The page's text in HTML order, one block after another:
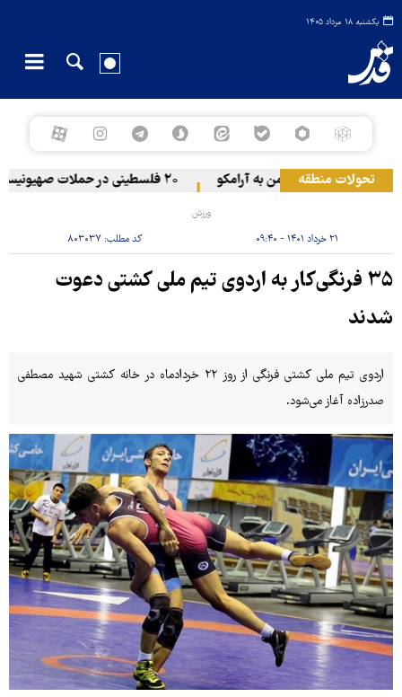
یکشنبه ۱۸ مرداد ۱۴۰۵
تحولات منطقهحمله یمن به آرامکو
ورزش
۲۱ خرداد ۱۴۰۱ - ۰۹:۴۰ کد مطلب: ۸۰۳۰۳۷
۳۵ فرنگی‌کار به اردوی تیم ملی کشتی دعوت
شدند
اردوی تیم ملی کشتی فرنگی از روز ۲۲ خردادماه در خانه کشتی شهید مصطفی
صدرزاده آغاز می‌شود.